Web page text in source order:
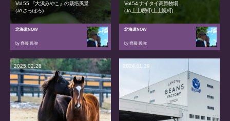
Vol.55 『大浜みやこ』の栽培風景
(JAさっぽろ)
北海道NOW
by 齊藤 民弥
Vol.54 ナイタイ高原牧場
(JA上士幌町/上士幌町)
北海道NOW
by 齊藤 民弥
2025.02.28 2024.11.29